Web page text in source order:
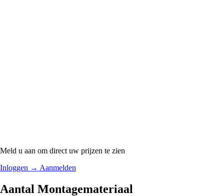
Meld u aan om direct uw prijzen te zien
Inloggen → Aanmelden
Aantal Montagemateriaal